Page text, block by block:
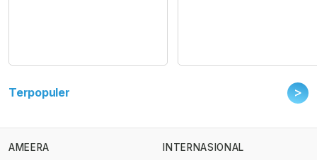
Terpopuler >
AMEERA INTERNASIONAL